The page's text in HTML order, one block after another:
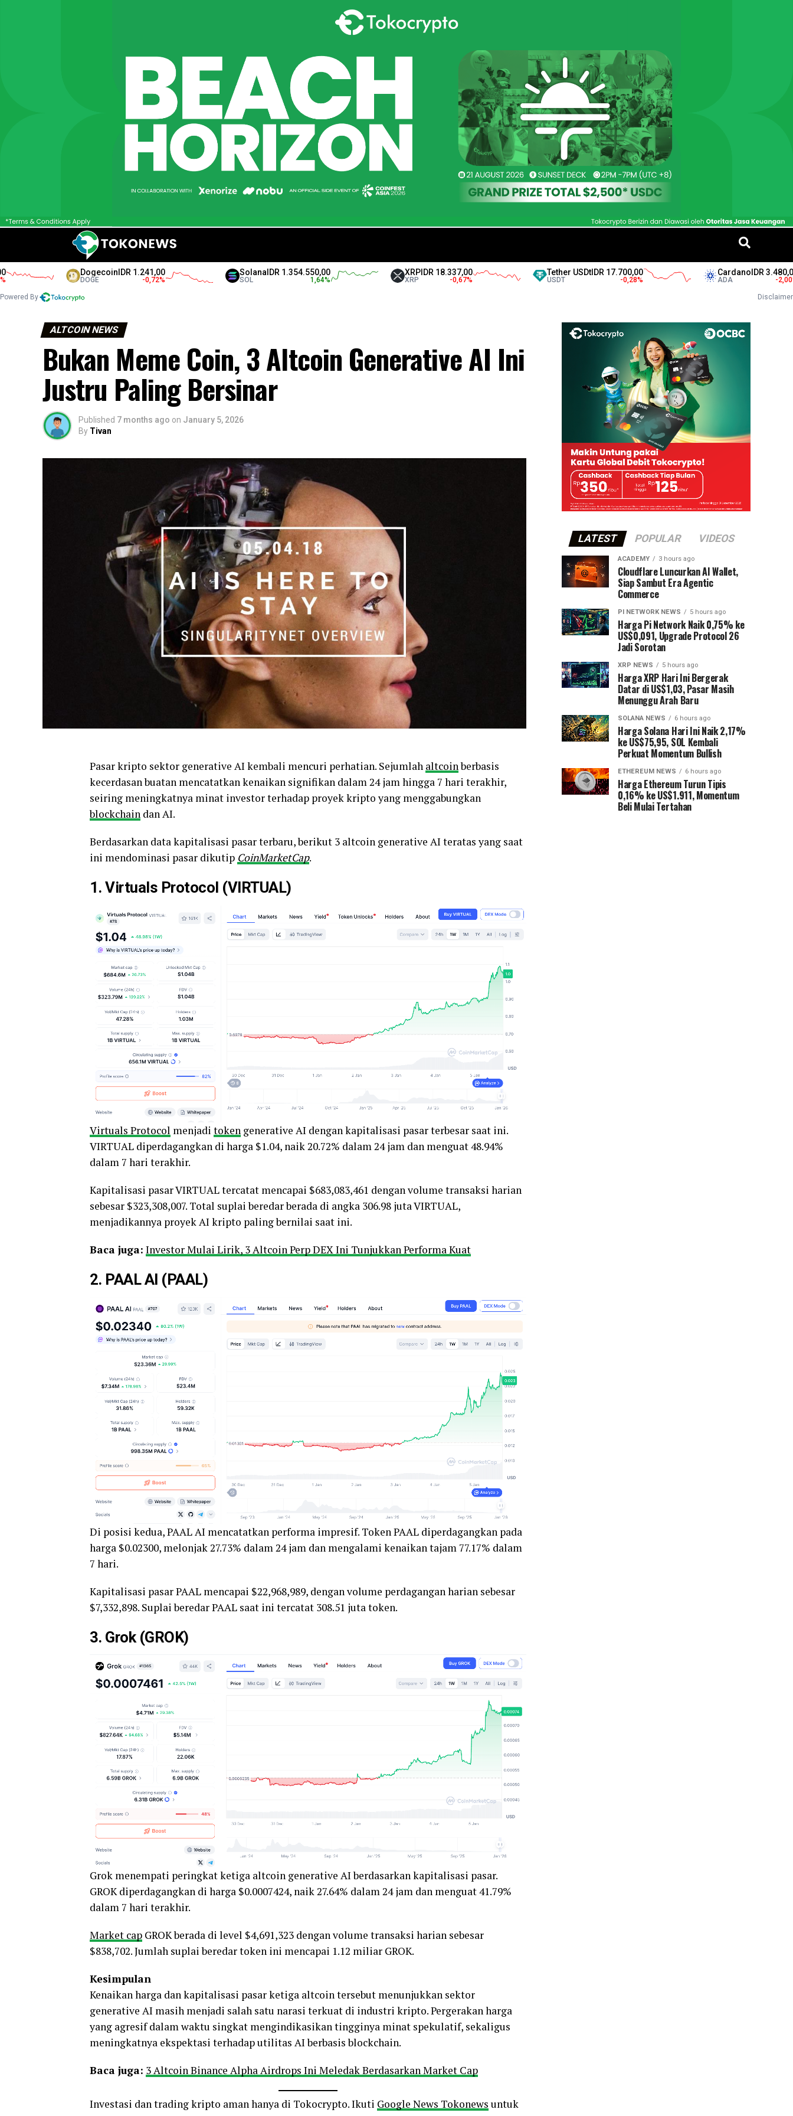
DogecoinIDR 1.241,00
DOGE
SolanaIDR 1.354.550,00
SOL
XRP IDR 18.337,00
-0,67
Tether USDtIDR 17.700,00
USDT
CardanoIDR 3.480,00
ADA
Powered By Disclaimer
ALTCOIN NEWS
Bukan Meme Coin, 3 Altcoin Generative AI Ini
Justru Paling Bersinar
Published 7 months ago on January 5, 2026
By Tivan
Pasar kripto sektor generative AI kembali mencuri perhatian. Sejumlah altcoinberbasis
kecerdasan buatan mencatatkan kenaikan signifikan dalam 24 jam hingga 7 hari terakhir,
seiring meningkatnya minat investor terhadap proyek kripto yang menggabungkan
blockchain dan AI.
Berdasarkan data kapitalisasi pasar terbaru, berikut 3 altcoin generative AI teratas yang saat
ini mendominasi pasar dikutip CoinMarketCap.
1. Virtuals Protocol (VIRTUAL)
Virtuals Protocol menjadi token generative AI dengan kapitalisasi pasar terbesar saat ini.
VIRTUAL diperdagangkan di harga $1.04, naik 20.72% dalam 24 jam dan menguat 48.94%
dalam 7 hari terakhir.
Kapitalisasi pasar VIRTUAL tercatat mencapai $683,083,461 dengan volume transaksi harian
sebesar $323,308,007. Total suplai beredar berada di angka 306.98 juta VIRTUAL,
menjadikannya proyek AI kripto paling bernilai saat ini.
Baca juga: Investor Mulai Lirik, 3 Altcoin Perp DEX Ini Tunjukkan Performa Kuat
2. PAAL AI (PAAL)
Di posisi kedua, PAAL AI mencatatkan performa impresif. Token PAAL diperdagangkan pada
harga $0.02300, melonjak 27.73% dalam 24 jam dan mengalami kenaikan tajam 77.17% dalam
7 hari.
Kapitalisasi pasar PAAL mencapai $22,968,989, dengan volume perdagangan harian sebesar
$7,332,898. Suplai beredar PAAL saat ini tercatat 308.51 juta token.
3. Grok (GROK)
Grok menempati peringkat ketiga altcoin generative AI berdasarkan kapitalisasi pasar.
GROK diperdagangkan di harga $0.0007424, naik 27.64% dalam 24 jam dan menguat 41.79%
dalam 7 hari terakhir.
Market cap GROK berada di level $4,691,323 dengan volume transaksi harian sebesar
$838,702. Jumlah suplai beredar token ini mencapai 1.12 miliar GROK.
Kesimpulan
Kenaikan harga dan kapitalisasi pasar ketiga altcoin tersebut menunjukkan sektor
generative AI masih menjadi salah satu narasi terkuat di industri kripto. Pergerakan harga
yang agresif dalam waktu singkat mengindikasikan tingginya minat spekulatif, sekaligus
meningkatnya ekspektasi terhadap utilitas AI berbasis blockchain.
Baca juga: 3 Altcoin Binance Alpha Airdrops Ini Meledak Berdasarkan Market Cap
Investasi dan trading kripto aman hanya di Tokocrypto. Ikuti Google News Tokonews untuk
LATEST POPULAR VIDEOS
ACADEMY 3 hours ago
Cloudflare Luncurkan AI Wallet,
Siap Sambut Era Agentic
Commerce
PI NETWORK NEWS 5 hours ago
Harga Pi Network Naik 0,75% ke
US$0,091, Upgrade Protocol 26
Jadi Sorotan
XRP NEWS 5 hours ago
Harga XRP Hari Ini Bergerak
Datar di US$1,03, Pasar Masih
Menunggu Arah Baru
SOLANA NEWS 6 hours ago
Harga Solana Hari Ini Naik 2,17%
ke US$75,95, SOL Kembali
Perkuat Momentum Bullish
ETHEREUM NEWS 6 hours ago
Harga Ethereum Turun Tipis
0,16% ke US$1.911, Momentum
Beli Mulai Tertahan